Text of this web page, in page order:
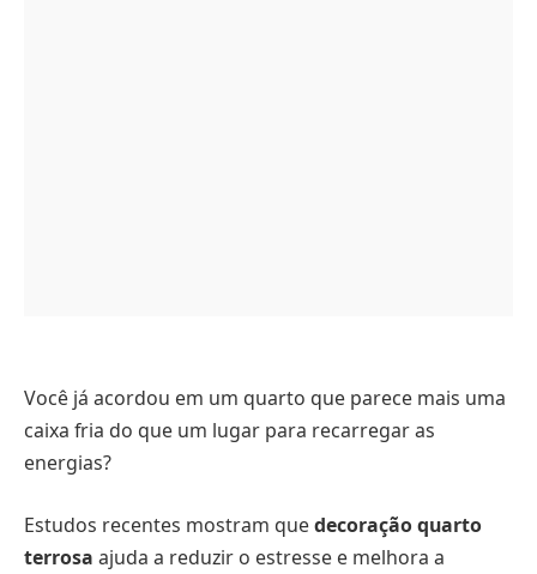
Você já acordou em um quarto que parece mais uma
caixa fria do que um lugar para recarregar as
energias?
Estudos recentes mostram quedecoração quarto
terrosa ajuda a reduzir o estresse e melhora a